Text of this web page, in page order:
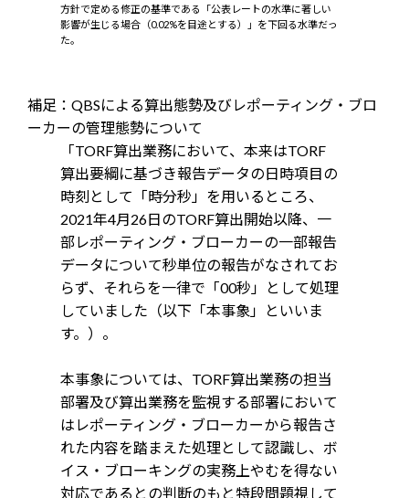
方針で定める修正の基準である「公表レートの水準に著しい
影響が生じる場合（0.02%を目途とする）」を下回る水準だっ
た。
補足：QBSによる算出態勢及びレポーティング・ブロ
ーカーの管理態勢について
「TORF算出業務において、本来はTORF
算出要綱に基づき報告データの日時項目の
時刻として「時分秒」を用いるところ、
2021年4月26日のTORF算出開始以降、一
部レポーティング・ブローカーの一部報告
データについて秒単位の報告がなされてお
らず、それらを一律で「00秒」として処理
していました（以下「本事象」といいま
す。）。
本事象については、TORF算出業務の担当
部署及び算出業務を監視する部署において
はレポーティング・ブローカーから報告さ
れた内容を踏まえた処理として認識し、ボ
イス・ブローキングの実務上やむを得ない
対応であるとの判断のもと特段問題視して